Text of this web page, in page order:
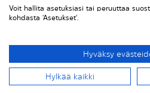
Voit hallita asetuksiasi tai peruuttaa
kohdasta 'Asetukset'.
Hyväksy
Hylkää kaikki